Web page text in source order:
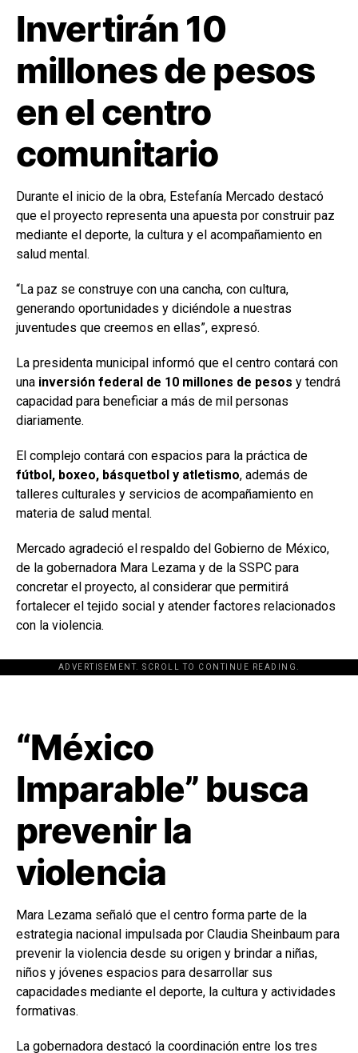
Invertirán 10
millones de pesos
en el centro
comunitario
Durante el inicio de la obra, Estefanía Mercado destacó
que el proyecto representa una apuesta por construir paz
mediante el deporte, la cultura y el acompañamiento en
salud mental.
“La paz se construye con una cancha, con cultura,
generando oportunidades y diciéndole a nuestras
juventudes que creemos en ellas”, expresó.
La presidenta municipal informó que el centro contará con
una inversión federal de 10 millones de pesos y tendrá
capacidad para beneficiar a más de mil personas
diariamente.
El complejo contará con espacios para la práctica de
fútbol, boxeo, básquetbol y atletismo, además de
talleres culturales y servicios de acompañamiento en
materia de salud mental.
Mercado agradeció el respaldo del Gobierno de México,
de la gobernadora Mara Lezama y de la SSPC para
concretar el proyecto, al considerar que permitirá
fortalecer el tejido social y atender factores relacionados
con la violencia.
ADVERTISEMENT. SCROLL TO CONTINUE READING.
[adsforwp id="243463"]
“México
Imparable” busca
prevenir la
violencia
Mara Lezama señaló que el centro forma parte de la
estrategia nacional impulsada por Claudia Sheinbaum para
prevenir la violencia desde su origen y brindar a niñas,
niños y jóvenes espacios para desarrollar sus
capacidades mediante el deporte, la cultura y actividades
formativas.
La gobernadora destacó la coordinación entre los tres